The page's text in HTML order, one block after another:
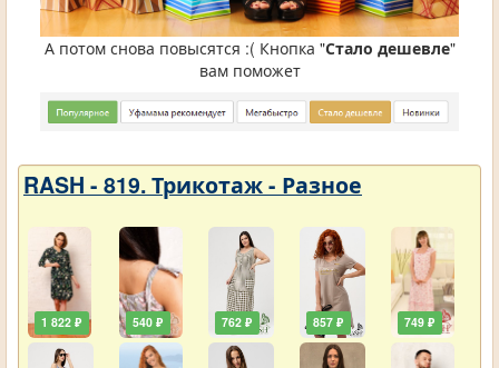
А потом снова повысятся :( Кнопка "Стало дешевле"
вам поможет
RASH - 819. Трикотаж - Разное
1 822 ₽ 540 ₽ 762 ₽ 857 ₽ 749 ₽